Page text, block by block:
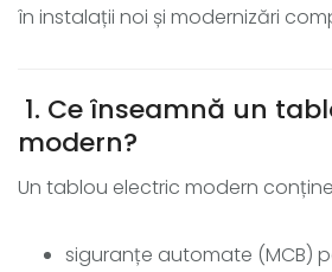
în instalații noi și modernizări
1. Ce înseamnă un
modern?
Un tablou electric modern
siguranțe automate (MCB)